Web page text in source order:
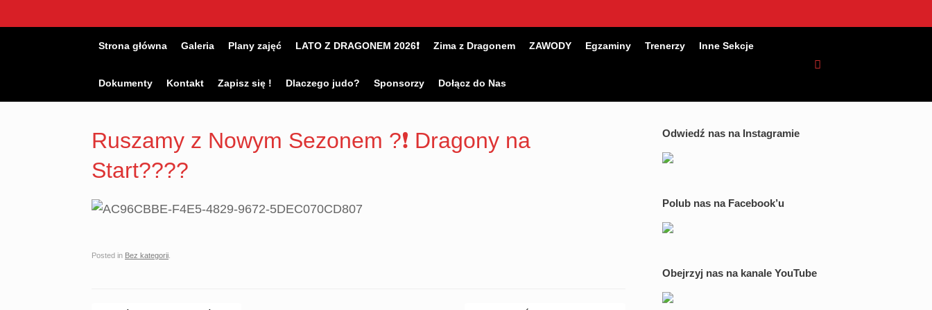
Strona główna Galeria Plany zajęć LATO Z DRAGONEM 2026❗ Zima z Dragonem ZAWODY Egzaminy Trenerzy Inne Sekcje
Dokumenty Kontakt Zapisz się ! Dlaczego judo? Sponsorzy Dołącz do Nas
Ruszamy z Nowym Sezonem ?❗️ Dragony na
Start????
Posted in Bez kategorii
Odwiedź nas na Instagramie
Polub nas na Facebook’u
Obejrzyj nas na kanale YouTube